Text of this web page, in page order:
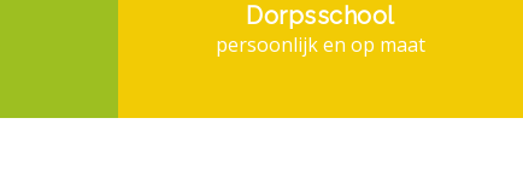
Dorpsschool
persoonlijk en op maat